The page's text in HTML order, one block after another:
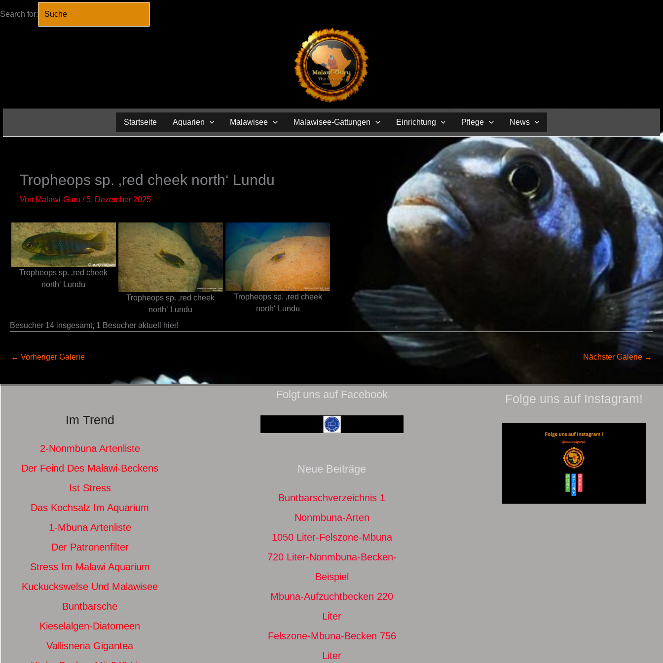
Search for:
Startseite Aquarien Malawisee Malawisee-Gattungen Einrichtung Pflege News
Tropheops sp. ‚red cheek north‘ Lundu
Von Malawi-Guru /5. Dezember 2025
Tropheops sp. ‚red cheek
north‘ Lundu
Tropheops sp. ‚red cheek
north‘ Lundu
Tropheops sp. ‚red cheek
north‘ Lundu
Besucher 14 insgesamt, 1 Besucher aktuell hier!
← Vorheriger Galerie Nächster Galerie →
Im Trend
2-Nonmbuna Artenliste
Der Feind Des Malawi-Beckens
Ist Stress
Das Kochsalz Im Aquarium
1-Mbuna Artenliste
Der Patronenfilter
Stress Im Malawi Aquarium
Kuckuckswelse Und Malawisee
Buntbarsche
Kieselalgen-Diatomeen
Vallisneria Gigantea
Folgt uns auf Facebook
Neue Beiträge
Buntbarschverzeichnis 1
Nonmbuna-Arten
1050 Liter-Felszone-Mbuna
720 Liter-Nonmbuna-Becken-
Beispiel
Mbuna-Aufzuchtbecken 220
Liter
Felszone-Mbuna-Becken 756
Liter
Folge uns auf Instagram!